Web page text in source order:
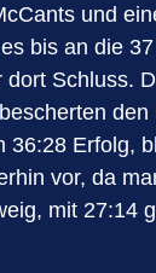
und
bis an die
Schluss.
den
36:28 Erfolg,
vor, da
mit 27:14